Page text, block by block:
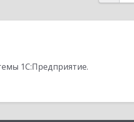
1С:Предприятие.